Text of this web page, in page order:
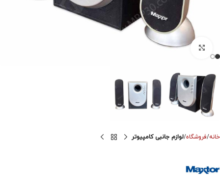
برای بزرگنمایی کلیک کنید
خانه فروشگاه لوازم جانبی کامپیوتر